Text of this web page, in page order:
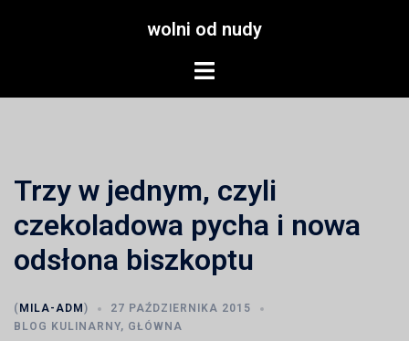
wolni od nudy
Menu
Trzy w jednym, czyli
czekoladowa pycha i nowa
odsłona biszkoptu
( MILA-ADM )
27 PAŹDZIERNIKA 2015
BLOG KULINARNY, GŁÓWNA